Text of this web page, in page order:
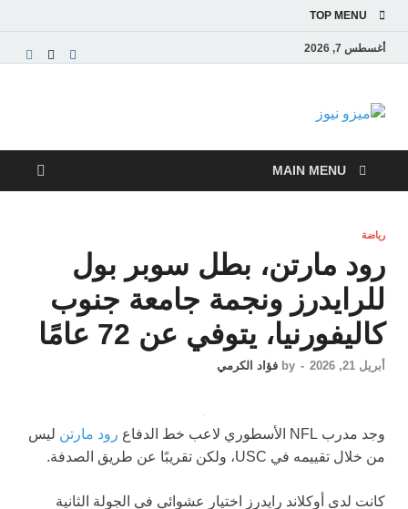
TOP MENU
أغسطس 7, 2026
ميزو نيوز
والاقتصادية
MAIN MENU
رياضة
رود مارتن، بطل سوبر بول
للرايدرز ونجمة جامعة جنوب
كاليفورنيا، يتوفي عن 72 عامًا
أبريل 21, 2026 -
by فؤاد الكرمي
وجد مدرب NFL الأسطوري لاعب خط الدفاع رود مارتن ليس
من خلال تقييمه في USC، ولكن تقريبًا عن طريق الصدفة.
كانت لدى أوكلاند رايدرز اختيار عشوائي في الجولة الثانية